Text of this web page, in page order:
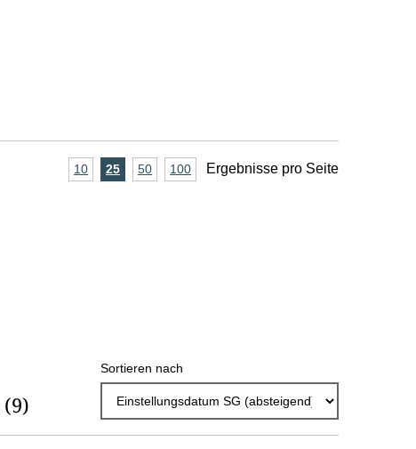
A
e
10Ergebnisse
25Ergebnisse
50Ergebnisse
100Ergebnisse
Ergebnisse pro Seite
(9)
Sortieren nach